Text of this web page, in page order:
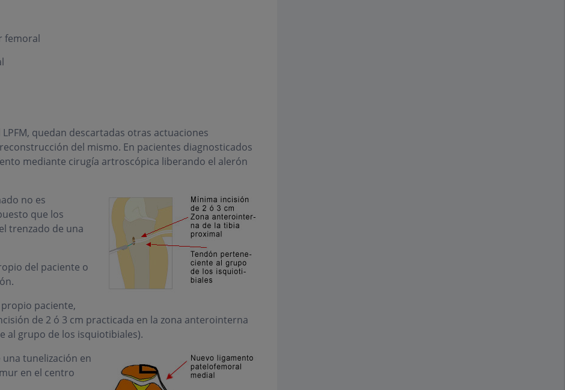
femoral
quedan descartadas otras actuaciones
del mismo. En pacientes diagnosticados
mediante cirugía artroscópica liberando el alerón
no es
que los
trenzado de una
del paciente o
paciente,
de 2 ó 3 cm practicada en la zona anterointerna
al grupo de los isquiotibiales).
tunelización en
en el centro